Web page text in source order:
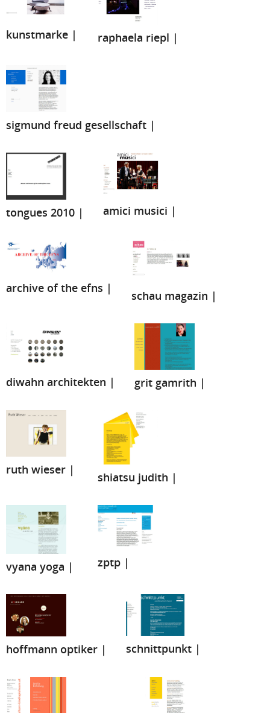
kunstmarke | raphaela riepl |
sigmund freud gesellschaft |
tongues 2010 | amici musici |
archive of the efns |
schau magazin |
diwahn architekten | grit gamrith |
ruth wieser |
shiatsu judith |
vyana yoga | zptp |
hoffmann optiker | schnittpunkt |